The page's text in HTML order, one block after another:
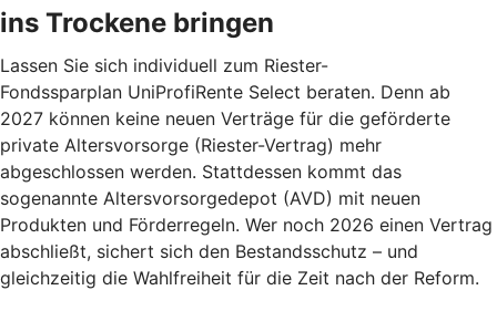
ins Trockene bringen
Lassen Sie sich individuell zum Riester-
Fondssparplan UniProfiRente Select beraten. Denn ab
2027 können keine neuen Verträge für die geförderte
private Altersvorsorge (Riester-Vertrag) mehr
abgeschlossen werden. Stattdessen kommt das
sogenannte Altersvorsorgedepot (AVD) mit neuen
Produkten und Förderregeln. Wer noch 2026 einen Vertrag
abschließt, sichert sich den Bestandsschutz – und
gleichzeitig die Wahlfreiheit für die Zeit nach der Reform.